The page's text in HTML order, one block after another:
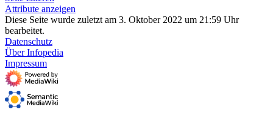
Attribute anzeigen
Diese Seite wurde zuletzt am 3. Oktober 2022 um 21:59 Uhr
bearbeitet.
Datenschutz
Über Infopedia
Impressum